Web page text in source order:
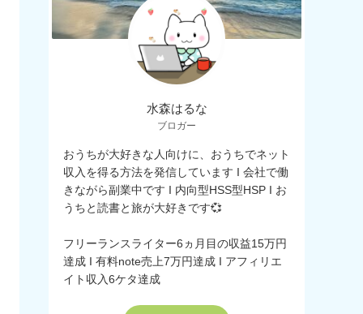
水森はるな
ブロガー
おうちが大好きな人向けに、おうちでネット
収入を得る方法を発信しています I 会社で働
きながら副業中です I 内向型HSS型HSP I お
うちと読書と旅が大好きです💞
フリーランスライター6ヵ月目の収益15万円
達成 I 有料note売上7万円達成 I アフィリエ
イト収入6ケタ達成